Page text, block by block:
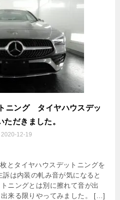
ニング タイヤハウスデッ
ただきました。
2020-12-19
とタイヤハウスデットニングを
は内装の軋み音が気になると
ニングとは別に擦れて音が出
来る限りやってみました。 […]